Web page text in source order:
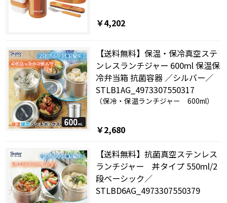
￥4,202
【送料無料】保温・保冷真空ステ
ンレスランチジャー 600ml 保温保
冷弁当箱 抗菌容器 ／シルバー／
STLB1AG_4973307550317
（保冷・保温ランチジャー 600ml）
￥2,680
【送料無料】抗菌真空ステンレス
ランチジャー 丼タイプ 550ml/2
段ベーシック／
STLBD6AG_4973307550379